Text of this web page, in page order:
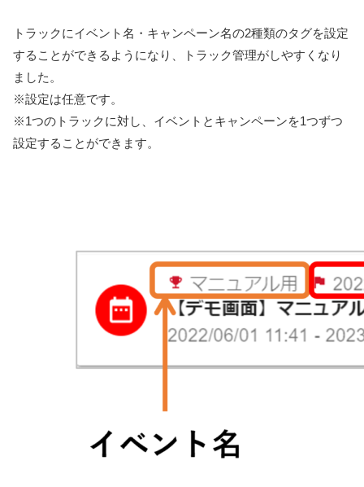
トラックにイベント名・キャンペーン名の2種類のタグを設定
することができるようになり、トラック管理がしやすくなり
ました。
※設定は任意です。
※1つのトラックに対し、イベントとキャンペーンを1つずつ
設定することができます。